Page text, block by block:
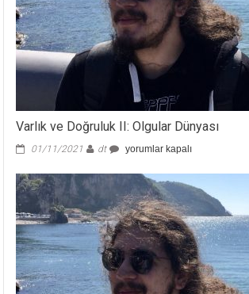
Varlık ve Doğruluk II: Olgular Dünyası
01/11/2021 dt
Varlık
Doğruluk
II:
Olgular
Dünyası
için
yorumlar kapalı